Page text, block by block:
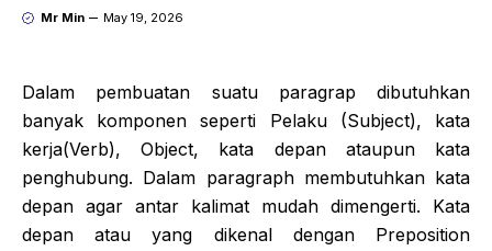
Mr Min May 19, 2026
Dalam pembuatan suatu paragrap dibutuhkan
banyak komponen seperti Pelaku (Subject), kata
kerja(Verb), Object, kata depan ataupun kata
penghubung. Dalam paragraph membutuhkan kata
depan agar antar kalimat mudah dimengerti. Kata
depan atau yang dikenal dengan Preposition